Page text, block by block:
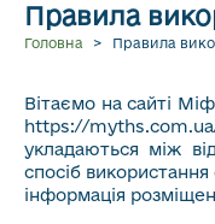
Правила
Головна > Правила
Вітаємо на сайті
https://
укладаються між
спосіб використання
інформація